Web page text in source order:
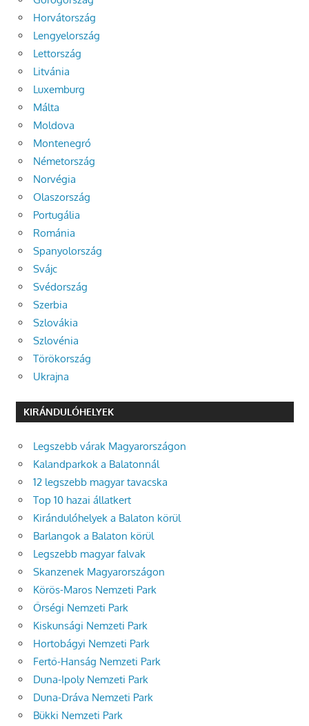
Horvátország
Lengyelország
Lettország
Litvánia
Luxemburg
Málta
Moldova
Montenegró
Németország
Norvégia
Olaszország
Portugália
Románia
Spanyolország
Svájc
Svédország
Szerbia
Szlovákia
Szlovénia
Törökország
Ukrajna
KIRÁNDULÓHELYEK
Legszebb várak Magyarországon
Kalandparkok a Balatonnál
12 legszebb magyar tavacska
Top 10 hazai állatkert
Kirándulóhelyek a Balaton körül
Barlangok a Balaton körül
Legszebb magyar falvak
Skanzenek Magyarországon
Körös-Maros Nemzeti Park
Őrségi Nemzeti Park
Kiskunsági Nemzeti Park
Hortobágyi Nemzeti Park
Fertő-Hanság Nemzeti Park
Duna-Ipoly Nemzeti Park
Duna-Dráva Nemzeti Park
Bükki Nemzeti Park